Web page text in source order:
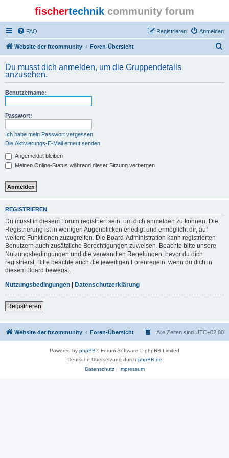
fischertechnik community forum
FAQ Anmelden
Registrieren
Website der ftcommunity Foren-Übersicht
h
Du musst dich anmelden, um die Gruppendetails
anzusehen.
Benutzername:
Passwort:
Ich habe mein Passwort vergessen
Die Aktivierungs-E-Mail erneut senden
Angemeldet bleiben
Meinen Online-Status während dieser Sitzung verbergen
REGISTRIEREN
Du musst in diesem Forum registriert sein, um dich anmelden zu können. Die
Registrierung ist in wenigen Augenblicken erledigt und ermöglicht dir, auf
weitere Funktionen zuzugreifen. Die Board-Administration kann registrierten
Benutzern auch zusätzliche Berechtigungen zuweisen. Beachte bitte unsere
Nutzungsbedingungen und die verwandten Regelungen, bevor du dich
registrierst. Bitte beachte auch die jeweiligen Forenregeln, wenn du dich in
diesem Board bewegst.
Nutzungsbedingungen | Datenschutzerklärung
Registrieren
Website der ftcommunity Foren-Übersicht Alle Zeiten sind UTC+02:00
Powered by phpBB® Forum Software © phpBB Limited
Deutsche Übersetzung durch phpBB.de
Datenschutz| Impressum